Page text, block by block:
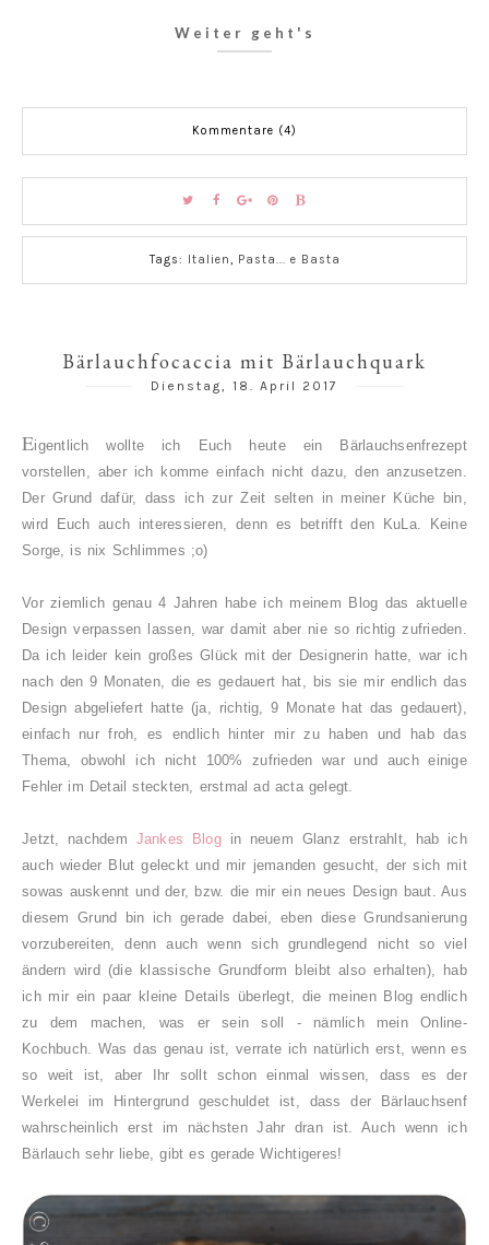
Weiter geht's
Kommentare (4)
Tags: Italien Pasta... e Basta
Bärlauchfocaccia mit Bärlauchquark
Dienstag, 18. April 2017
Eigentlich wollte ich Euch heute ein Bärlauchsenfrezept
vorstellen, aber ich komme einfach nicht dazu, den anzusetzen.
Der Grund dafür, dass ich zur Zeit selten in meiner Küche bin,
wird Euch auch interessieren, denn es betrifft den KuLa. Keine
Sorge, is nix Schlimmes ;o)
Vor ziemlich genau 4 Jahren habe ich meinem Blog das aktuelle
Design verpassen lassen, war damit aber nie so richtig zufrieden.
Da ich leider kein großes Glück mit der Designerin hatte, war ich
nach den 9 Monaten, die es gedauert hat, bis sie mir endlich das
Design abgeliefert hatte (ja, richtig, 9 Monate hat das gedauert),
einfach nur froh, es endlich hinter mir zu haben und hab das
Thema, obwohl ich nicht 100% zufrieden war und auch einige
Fehler im Detail steckten, erstmal ad acta gelegt.
Jetzt, nachdem Jankes Blogin neuem Glanz erstrahlt, hab ich
auch wieder Blut geleckt und mir jemanden gesucht, der sich mit
sowas auskennt und der, bzw. die mir ein neues Design baut. Aus
diesem Grund bin ich gerade dabei, eben diese Grundsanierung
vorzubereiten, denn auch wenn sich grundlegend nicht so viel
ändern wird (die klassische Grundform bleibt also erhalten), hab
ich mir ein paar kleine Details überlegt, die meinen Blog endlich
zu dem machen, was er sein soll - nämlich mein Online-
Kochbuch. Was das genau ist, verrate ich natürlich erst, wenn es
so weit ist, aber Ihr sollt schon einmal wissen, dass es der
Werkelei im Hintergrund geschuldet ist, dass der Bärlauchsenf
wahrscheinlich erst im nächsten Jahr dran ist. Auch wenn ich
Bärlauch sehr liebe, gibt es gerade Wichtigeres!